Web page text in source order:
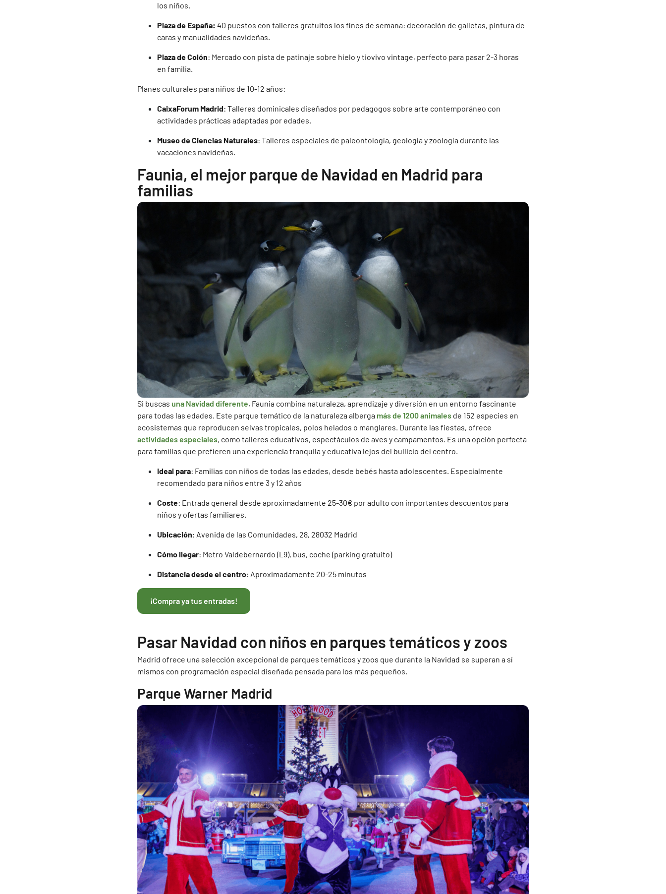
los niños.
Plaza de España: 40 puestos con talleres gratuitos los fines de semana: decoración de galletas, pintura de
caras y manualidades navideñas.
Plaza de Colón: Mercado con pista de patinaje sobre hielo y tiovivo vintage, perfecto para pasar 2-3 horas
en familia.
Planes culturales para niños de 10-12 años:
CaixaForum Madrid: Talleres dominicales diseñados por pedagogos sobre arte contemporáneo con
actividades prácticas adaptadas por edades.
Museo de Ciencias Naturales: Talleres especiales de paleontología, geología y zoología durante las
vacaciones navideñas.
Faunia, el mejor parque de Navidad en Madrid para
familias
Si buscas una Navidad diferente, Faunia combina naturaleza, aprendizaje y diversión en un entorno fascinante
para todas las edades. Este parque temático de la naturaleza alberga más de 1200 animales de 152 especies en
ecosistemas que reproducen selvas tropicales, polos helados o manglares. Durante las fiestas, ofrece
actividades especiales, como talleres educativos, espectáculos de aves y campamentos. Es una opción perfecta
para familias que prefieren una experiencia tranquila y educativa lejos del bullicio del centro.
Ideal para: Familias con niños de todas las edades, desde bebés hasta adolescentes. Especialmente
recomendado para niños entre 3 y 12 años
Coste: Entrada general desde aproximadamente 25-30€ por adulto con importantes descuentos para
niños y ofertas familiares.
Ubicación: Avenida de las Comunidades, 28, 28032 Madrid
Cómo llegar: Metro Valdebernardo (L9), bus, coche (parking gratuito)
Distancia desde el centro: Aproximadamente 20-25 minutos
¡Compra ya tus entradas!
Pasar Navidad con niños en parques temáticos y zoos
Madrid ofrece una selección excepcional de parques temáticos y zoos que durante la Navidad se superan a sí
mismos con programación especial diseñada pensada para los más pequeños.
Parque Warner Madrid